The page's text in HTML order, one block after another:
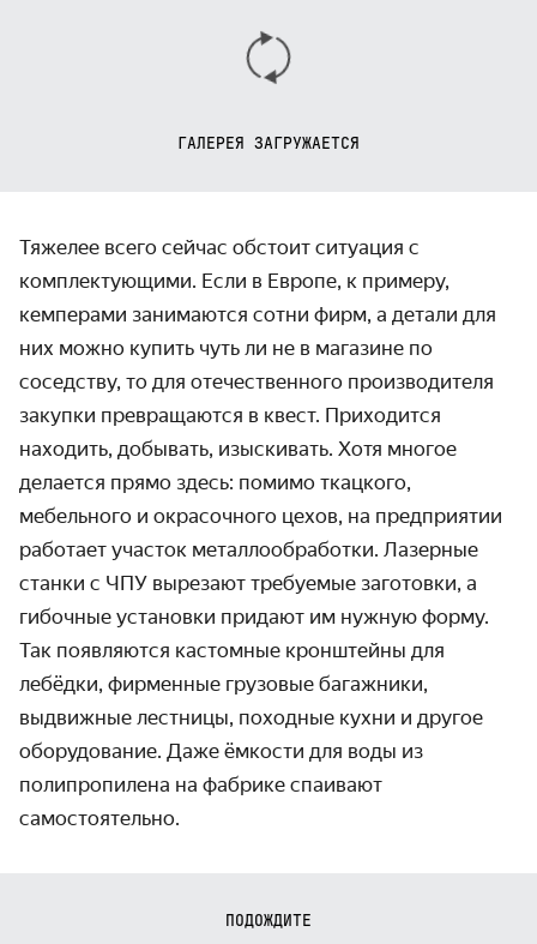
ГАЛЕРЕЯ ЗАГРУЖАЕТСЯ
Тяжелее всего сейчас обстоит ситуация с
комплектующими. Если в Европе, к примеру,
кемперами занимаются сотни фирм, а детали для
них можно купить чуть ли не в магазине по
соседству, то для отечественного производителя
закупки превращаются в квест. Приходится
находить, добывать, изыскивать. Хотя многое
делается прямо здесь: помимо ткацкого,
мебельного и окрасочного цехов, на предприятии
работает участок металлообработки. Лазерные
станки с ЧПУ вырезают требуемые заготовки, а
гибочные установки придают им нужную форму.
Так появляются кастомные кронштейны для
лебёдки, фирменные грузовые багажники,
выдвижные лестницы, походные кухни и другое
оборудование. Даже ёмкости для воды из
полипропилена на фабрике спаивают
самостоятельно.
ПОДОЖДИТЕ